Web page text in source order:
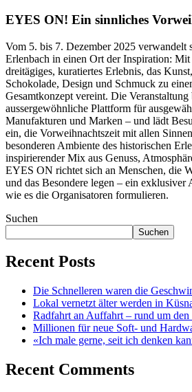
EYES ON! Ein sinnliches
Vom 5. bis 7. Dezember 2025 verwandelt
Erlenbach in einen Ort der Inspiration:
dreitägiges, kuratiertes Erlebnis, das
Schokolade, Design und Schmuck zu
Gesamtkonzept vereint. Die Veranstaltung
aussergewöhnliche Plattform für
Manufakturen und Marken – und lädt
ein, die Vorweihnachtszeit mit allen
besonderen Ambiente des historischen
inspirierender Mix aus Genuss,
EYES ON richtet sich an Menschen, die
und das Besondere legen – ein exklusiver
wie es die Organisatoren formulieren.
Suchen
Suchen
Recent Posts
Die Schnelleren waren die
Lokal vernetzt älter werden in
Radfahrt an Auffahrt – rund um den
Millionen für neue Soft- und
«Ich male gerne, seit ich denken
Recent Comments